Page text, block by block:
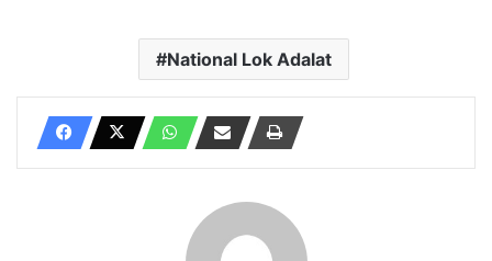
National Lok Adalat